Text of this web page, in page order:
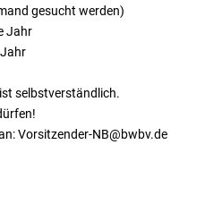
gesucht werden)
Jahr
selbstverständlich.
Vorsitzender-NB@bwbv.de